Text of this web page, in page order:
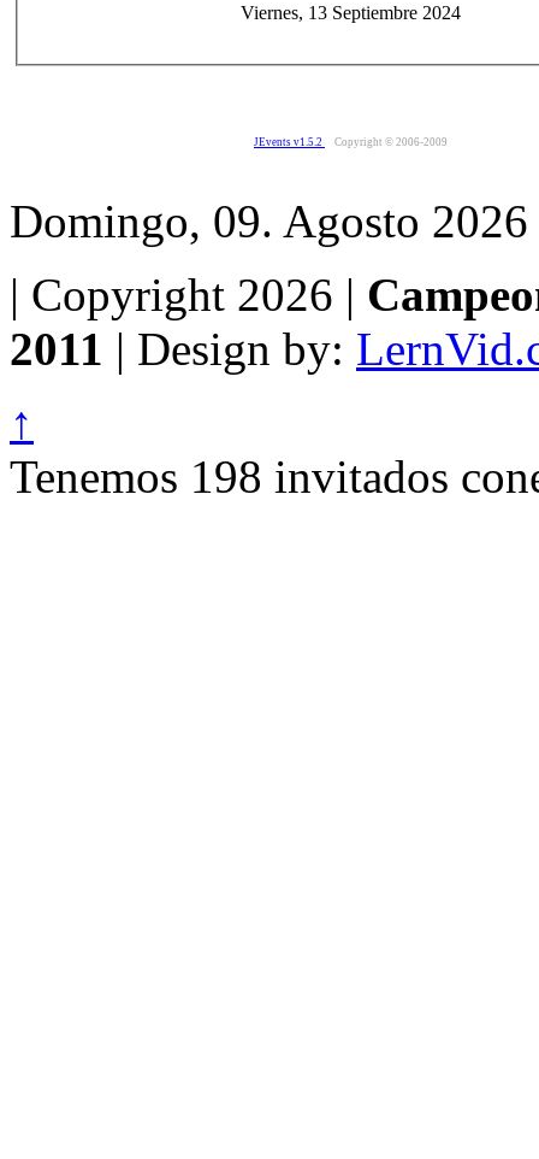
Viernes, 13 Septiembre 2024
JEvents v1.5.2 Copyright © 2006-2009
Domingo, 09. Agosto 2026
| Copyright 2026 |
2011 | Design by:
↑
Tenemos 198 invitados